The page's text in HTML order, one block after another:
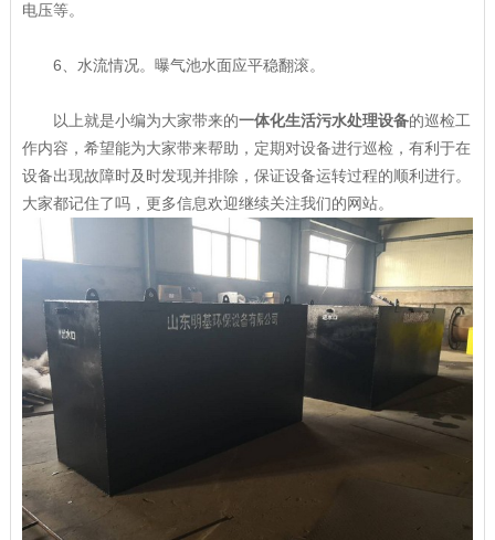
电压等。
6、水流情况。曝气池水面应平稳翻滚。
以上就是小编为大家带来的一体化生活污水处理设备的巡检工
作内容，希望能为大家带来帮助，定期对设备进行巡检，有利于在
设备出现故障时及时发现并排除，保证设备运转过程的顺利进行。
大家都记住了吗，更多信息欢迎继续关注我们的网站。